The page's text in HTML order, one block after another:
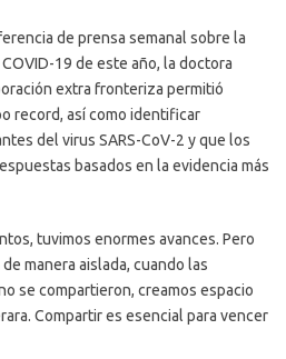
de prensa semanal sobre la
19 de este año, la doctora
extra fronteriza permitió
record, así como identificar
del virus SARS-CoV-2 y que los
basados en la evidencia más
tuvimos enormes avances. Pero
manera aislada, cuando las
se compartieron, creamos espacio
Compartir es esencial para vencer